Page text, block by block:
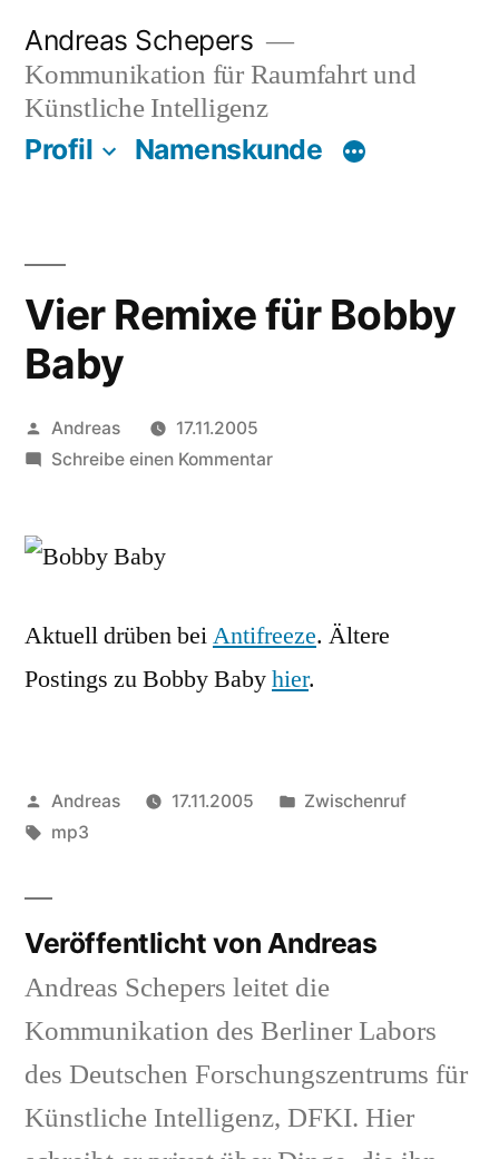
Inhalt
springen
Andreas Schepers
Kommunikation für Raumfahrt und
Künstliche Intelligenz
Profil Namenskunde
Vier Remixe für Bobby
Baby
Veröffentlicht
von
Andreas
17.11.2005
Schreibe einen Kommentarzu
Aktuell drüben beiAntifreeze. Ältere
Postings zu Bobby Babyhier.
Veröffentlicht
von
Andreas 17.11.2005
Veröffentlicht
Zwischenruf
Schlagwörter:
mp3
Veröffentlicht von Andreas
Andreas Schepers leitet die
Kommunikation des Berliner Labors
des Deutschen Forschungszentrums für
Künstliche Intelligenz, DFKI. Hier